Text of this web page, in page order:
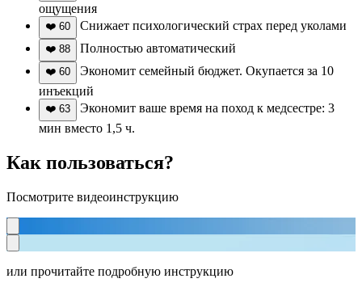
ощущения
❤️ 60 Снижает психологический страх перед уколами
❤️ 88 Полностью автоматический
❤️ 60
Экономит семейный бюджет. Окупается за 10
инъекций
❤️ 63
Экономит ваше время на поход к медсестре: 3
мин вместо 1,5 ч.
Как пользоваться?
Посмотрите видеоинструкцию
или прочитайте подробную инструкцию